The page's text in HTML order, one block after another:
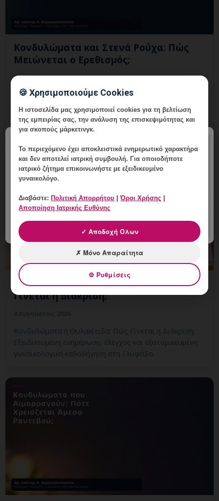
Κονδυλώματα και Στενά Ρούχα: Πώς
Μειώνεται ο Ερεθισμός;
8 Αυγούστου, 2026
Κονδυλώματα και Στενά Ρούχα: Πώς Μειώνεται ο
Ερεθισμός; Εξειδικευμένη ενημέρωση, έλεγχος και
εξατομικευμένη γυναικολογική καθοδήγηση στη
Γλυφάδα.
Κονδυλώματα ή Θυλακίτιδα: Πώς
Γίνεται η Διάκριση;
Κονδυλώματα ή Θυλακίτιδα: Πώς Γίνεται η Διάκριση;
Εξειδικευμένη ενημέρωση, έλεγχος και εξατομικευμένη
γυναικολογική καθοδήγηση στη Γλυφάδα.
🍪 Χρησιμοποιούμε Cookies
Η ιστοσελίδα μας χρησιμοποιεί cookies για τη βελτίωση
της εμπειρίας σας, την ανάλυση της επισκεψιμότητας και
για σκοπούς μάρκετινγκ.
Το περιεχόμενο έχειαποκλειστικά ενημερωτικό χαρακτήρα
και δεν αποτελεί ιατρική συμβουλή. Για οποιοδήποτε
ιατρικό ζήτημα επικοινωνήστε με εξειδικευμένο
γυναικολόγο.
Διαβάστε: Πολιτική Απορρήτου |Όροι Χρήσης
Αποποίηση Ιατρικής Ευθύνης
✓ Αποδοχή Όλων
✗ Μόνο Απαραίτητα
⚙ Ρυθμίσεις